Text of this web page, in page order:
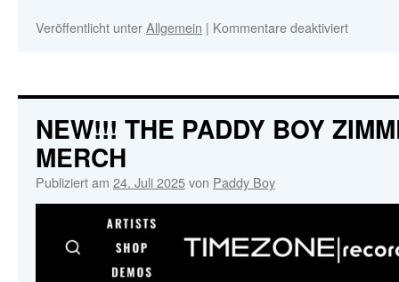
Veröffentlicht unterAllgemein | Kommentare deaktiviert
BAND
–
VIDEO
&
NEW!!! THE PADDY BOY
MERCH
Publiziert am 24. Juli 2025von Paddy Boy